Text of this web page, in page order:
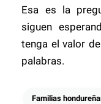
Esa es la
siguen
tenga el valor
palabras.
Familias